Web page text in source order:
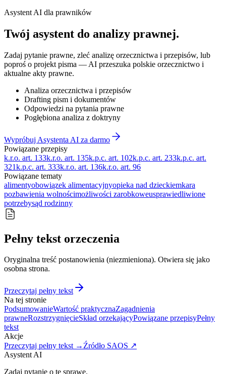
Asystent AI dla prawników
Twój asystent do analizy prawnej.
Zadaj pytanie prawne, zleć analizę orzecznictwa i przepisów, lub
poproś o projekt pisma — AI przeszuka polskie orzecznictwo i
aktualne akty prawne.
Analiza orzecznictwa i przepisów
Drafting pism i dokumentów
Odpowiedzi na pytania prawne
Pogłębiona analiza z doktryny
Wypróbuj Asystenta AI za darmo
Powiązane przepisy
k.r.o. art. 133k.r.o. art. 135k.p.c. art. 102k.p.c. art. 233k.p.c. art.
321k.p.c. art. 333k.r.o. art. 136k.r.o. art. 96
Powiązane tematy
alimentyobowiązek alimentacyjnyopieka nad dzieckiemkara
pozbawienia wolnościmożliwości zarobkoweusprawiedliwione
potrzebysąd rodzinny
Pełny tekst orzeczenia
Oryginalna treść postanowienia (niezmieniona). Otwiera się jako
osobna strona.
Przeczytaj pełny tekst
Na tej stronie
PodsumowanieWartość praktycznaZagadnienia
prawneRozstrzygnięcieSkład orzekającyPowiązane przepisyPełny
tekst
Akcje
Przeczytaj pełny tekst →Źródło SAOS ↗
Asystent AI
Zadaj pytanie o tę sprawę.